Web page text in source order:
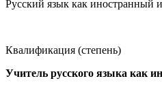
Русский язык как иностранный
Квалификация (степень)
Учитель русского языка как